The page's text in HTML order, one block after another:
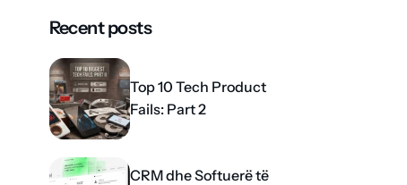
Recent posts
Top 10 Tech Product
Fails: Part 2
CRM dhe Softuerë të